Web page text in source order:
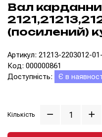
Вал
(посилений)
Артикул: 21213-2203012-
Код: 000000861
Доступність:
Є в
Кількість